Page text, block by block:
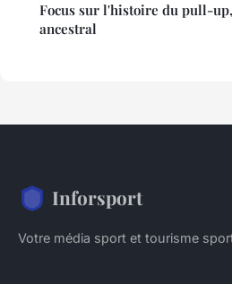
Focus sur l'histoire du pull-
ancestral
Inforsport
Votre média sport et tourisme